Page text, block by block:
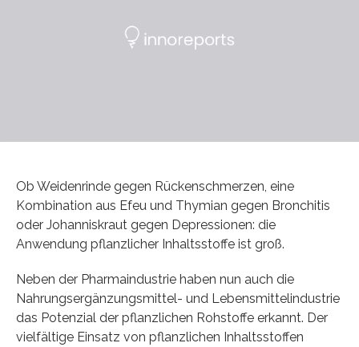
Ob Weidenrinde gegen Rückenschmerzen, eine
Kombination aus Efeu und Thymian gegen Bronchitis
oder Johanniskraut gegen Depressionen: die
Anwendung pflanzlicher Inhaltsstoffe ist groß.
Neben der Pharmaindustrie haben nun auch die
Nahrungsergänzungsmittel- und Lebensmittelindustrie
das Potenzial der pflanzlichen Rohstoffe erkannt. Der
vielfältige Einsatz von pflanzlichen Inhaltsstoffen